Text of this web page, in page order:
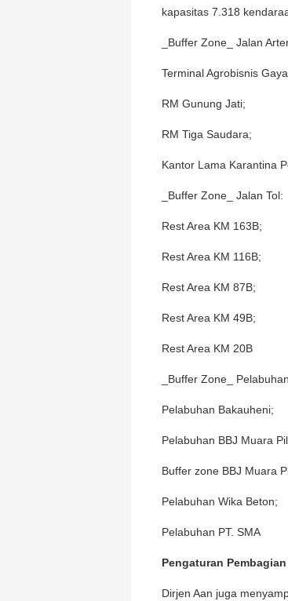
kapasitas 7.318
_Buffer Zone_ Jalan
Terminal Agrobisnis
RM Gunung Jati;
RM Tiga Saudara;
Kantor Lama Karantina
_Buffer Zone_ Jalan Tol:
Rest Area KM 163B;
Rest Area KM 116B;
Rest Area KM 87B;
Rest Area KM 49B;
Rest Area KM 20B
_Buffer Zone_
Pelabuhan Bakauheni;
Pelabuhan BBJ Muara
Buffer zone BBJ Muara
Pelabuhan Wika Beton;
Pelabuhan PT. SMA
Pengaturan
Dirjen Aan juga